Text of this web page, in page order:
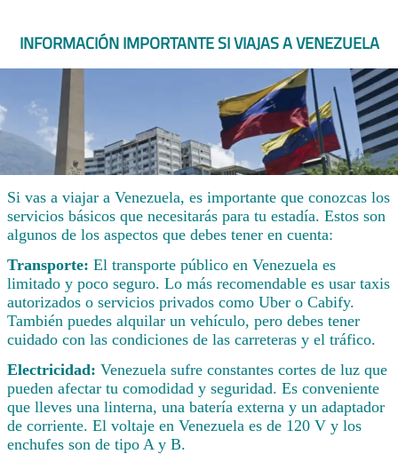
INFORMACIÓN IMPORTANTE SI VIAJAS A VENEZUELA
Si vas a viajar a Venezuela, es importante que conozcas los
servicios básicos que necesitarás para tu estadía. Estos son
algunos de los aspectos que debes tener en cuenta:
Transporte: El transporte público en Venezuela es
limitado y poco seguro. Lo más recomendable es usar taxis
autorizados o servicios privados como Uber o Cabify.
También puedes alquilar un vehículo, pero debes tener
cuidado con las condiciones de las carreteras y el tráfico.
Electricidad: Venezuela sufre constantes cortes de luz que
pueden afectar tu comodidad y seguridad. Es conveniente
que lleves una linterna, una batería externa y un adaptador
de corriente. El voltaje en Venezuela es de 120 V y los
enchufes son de tipo A y B.